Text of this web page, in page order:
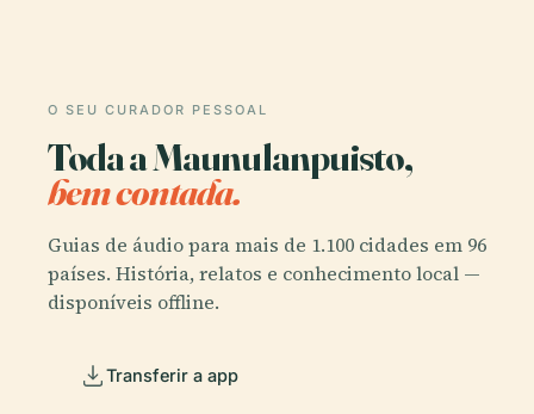
O SEU CURADOR PESSOAL
Toda a Maunulanpuisto,
bem contada.
Guias de áudio para mais de 1.100 cidades em 96
países. História, relatos e conhecimento local —
disponíveis offline.
Transferir a app